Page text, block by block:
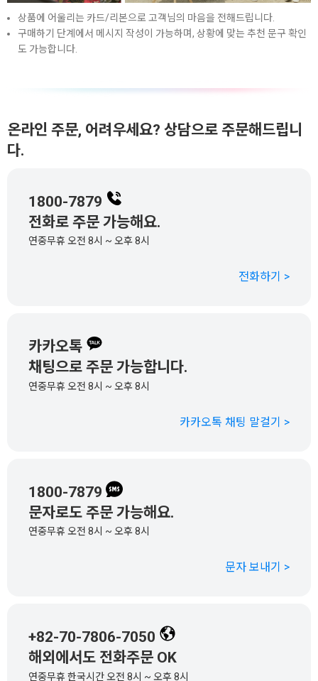
상품에 어울리는 카드/리본으로 고객님의 마음을 전해드립니다.
구매하기 단계에서 메시지 작성이 가능하며, 상황에 맞는 추천 문구 확인
도 가능합니다.
온라인 주문, 어려우세요? 상담으로 주문해드립니
다.
1800-7879
전화로 주문 가능해요.
연중무휴 오전 8시 ~ 오후 8시
전화하기 >
카카오톡
채팅으로 주문 가능합니다.
연중무휴 오전 8시 ~ 오후 8시
카카오톡 채팅 말걸기 >
1800-7879
문자로도 주문 가능해요.
연중무휴 오전 8시 ~ 오후 8시
문자 보내기 >
+82-70-7806-7050
해외에서도 전화주문 OK
연중무휴 한국시간 오전 8시 ~ 오후 8시